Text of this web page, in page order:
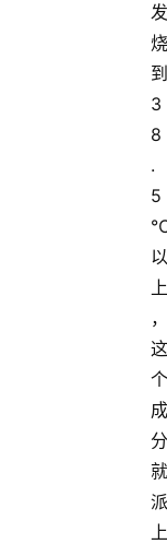
发
烧
到
3
8
.
5
以
上
，
这
个
成
分
就
派
上